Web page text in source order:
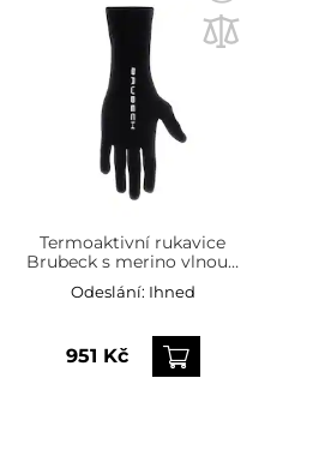
Termoaktivní rukavice
Brubeck s merino vlnou -
černé
Odeslání: Ihned
951 Kč